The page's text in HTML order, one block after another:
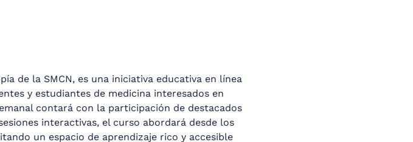
de la SMCN, es una iniciativa educativa en línea
y estudiantes de medicina interesados en
contará con la participación de destacados
interactivas, el curso abordará desde los
un espacio de aprendizaje rico y accesible